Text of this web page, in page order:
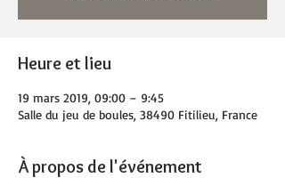
Heure et lieu
19 mars 2019, 09:00 – 9:45
Salle du jeu de boules, 38490 Fitilieu, France
À propos de l'événement